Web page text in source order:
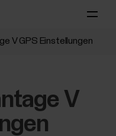
V GPS Einstellungen
V